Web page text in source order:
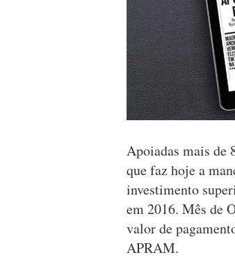
Apoiadas mais de
que faz hoje a
investimento
em 2016. Mês de
valor de
APRAM.